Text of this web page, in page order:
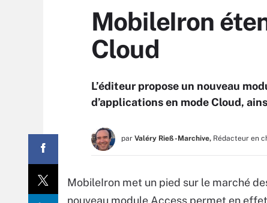
MobileIron
Cloud
L’éditeur propose un nouveau
d’applications en mode Cloud,
par Valéry Rieß-Marchive, Rédacteur en
MobileIron met un pied sur le marché
nouveau module Access permet en